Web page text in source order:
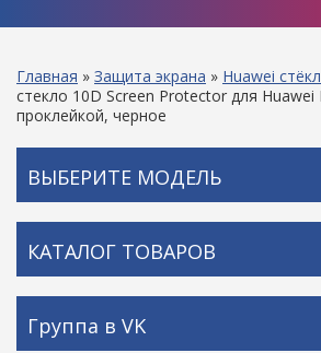
Главная » Защита экрана » Huawei
стекло 10D Screen Protector для
проклейкой, черное
ВЫБЕРИТЕ МОДЕЛЬ
КАТАЛОГ ТОВАРОВ
Группа в VK